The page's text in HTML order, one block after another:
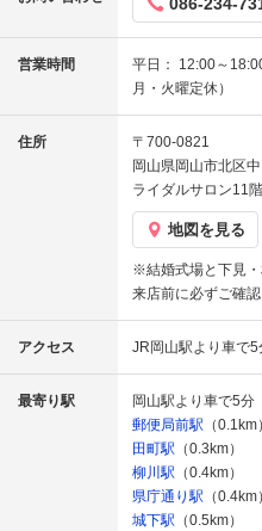
営業時間
平日： 12:00～
月・火曜定休）
住所
〒700-0821
岡山県岡山市北区
ライダルサロン11
地図を見る
※結婚式場と下見
来店前に必ずご確認
アクセス JR岡山駅より車で
最寄り駅
岡山駅より車で5分
郵便局前駅 （0.1km）
田町駅 （0.3km）
柳川駅 （0.4km）
県庁通り駅 （0.4km）
城下駅 （0.5km）